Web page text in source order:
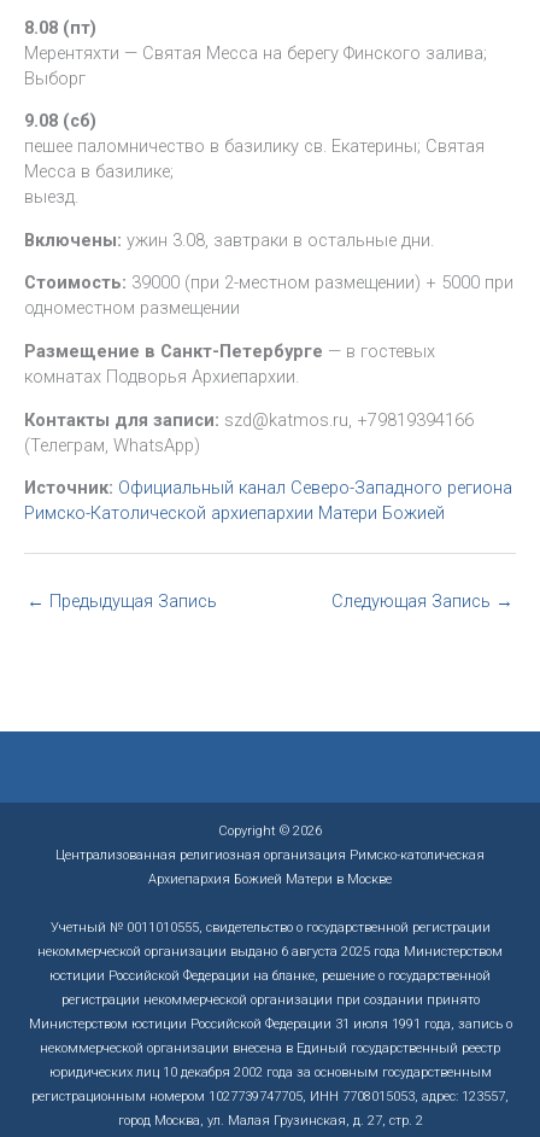
8.08 (пт)
Мерентяхти — Святая Месса на берегу Финского залива;
Выборг
9.08 (сб)
пешее паломничество в базилику св. Екатерины; Святая
Месса в базилике;
выезд.
Включены: ужин 3.08, завтраки в остальные дни.
Стоимость: 39000 (при 2-местном размещении) + 5000 при
одноместном размещении
Размещение в Санкт-Петербурге — в гостевых
комнатах Подворья Архиепархии.
Контакты для записи: szd@katmos.ru, +79819394166
(Телеграм, WhatsApp)
Источник: Официальный канал Северо-Западного региона
Римско-Католической архиепархии Матери Божией
← Предыдущая Запись Следующая Запись →
Copyright © 2026
Централизованная религиозная организация Римско-католическая
Архиепархия Божией Матери в Москве
Учетный № 0011010555, свидетельство о государственной регистрации
некоммерческой организации выдано 6 августа 2025 года Министерством
юстиции Российской Федерации на бланке, решение о государственной
регистрации некоммерческой организации при создании принято
Министерством юстиции Российской Федерации 31 июля 1991 года, запись о
некоммерческой организации внесена в Единый государственный реестр
юридических лиц 10 декабря 2002 года за основным государственным
регистрационным номером 1027739747705, ИНН 7708015053, адрес: 123557,
город Москва, ул. Малая Грузинская, д. 27, стр. 2